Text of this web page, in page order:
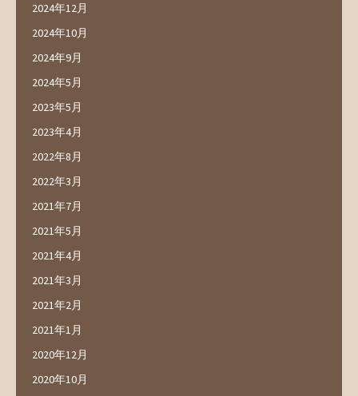
2024年12月
2024年10月
2024年9月
2024年5月
2023年5月
2023年4月
2022年8月
2022年3月
2021年7月
2021年5月
2021年4月
2021年3月
2021年2月
2021年1月
2020年12月
2020年10月